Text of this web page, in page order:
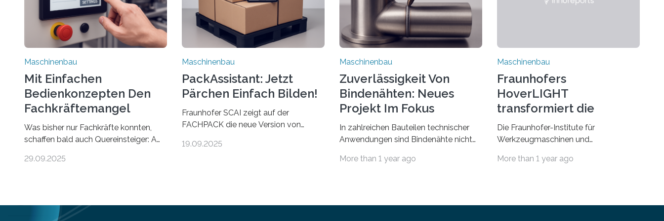
Maschinenbau
Mit Einfachen
Bedienkonzepten Den
Fachkräftemangel
Bekämpfen
Was bisher nur Fachkräfte konnten,
schaffen bald auch Quereinsteiger: Am
Forscher vom Fraunhofer IPA das
können. Die zugrunde liegende
29.09.2025
Maschinenbau
PackAssistant: Jetzt
Pärchen Einfach Bilden!
Fraunhofer SCAI zeigt auf der
FACHPACK die neue Version von
weltweit nutzen die Software in den
verpacken. Die Anordnung kann der
19.09.2025
Maschinenbau
Zuverlässigkeit Von
Bindenähten: Neues
Projekt Im Fokus
In zahlreichen Bauteilen technischer
Anwendungen sind Bindenähte nicht
bei Rezyklaten aufgrund der
More than 1 year ago
Maschinenbau
Fraunhofers
HoverLIGHT
transformiert die
Dämpfung von
Werkzeugmaschinen
Die Fraunhofer-Institute für
Werkzeugmaschinen und
Fertigungstechnik und Angewandte
More than 1 year ago